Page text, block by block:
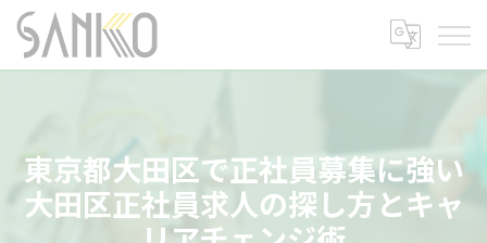
東京都大田区で正社員募集に強い
大田区正社員求人の探し方とキャ